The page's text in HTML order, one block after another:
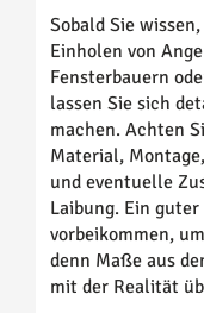
Sobald Sie
Einholen von
Fensterbauern
lassen Sie sich
machen. Achten
Material,
und eventuelle
Laibung. Ein
vorbeikommen,
denn Maße aus
mit der Realität